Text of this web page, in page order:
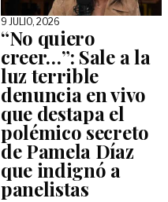
9 JULIO, 2026
“No quiero
creer…”: Sale a la
luz terrible
denuncia en vivo
que destapa el
polémico secreto
de Pamela Díaz
que indignó a
panelistas